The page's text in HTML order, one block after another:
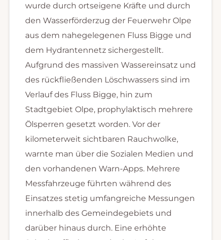
wurde durch ortseigene Kräfte und durch
den Wasserförderzug der Feuerwehr Olpe
aus dem nahegelegenen Fluss Bigge und
dem Hydrantennetz sichergestellt.
Aufgrund des massiven Wassereinsatz und
des rückfließenden Löschwassers sind im
Verlauf des Fluss Bigge, hin zum
Stadtgebiet Olpe, prophylaktisch mehrere
Ölsperren gesetzt worden. Vor der
kilometerweit sichtbaren Rauchwolke,
warnte man über die Sozialen Medien und
den vorhandenen Warn-Apps. Mehrere
Messfahrzeuge führten während des
Einsatzes stetig umfangreiche Messungen
innerhalb des Gemeindegebiets und
darüber hinaus durch. Eine erhöhte